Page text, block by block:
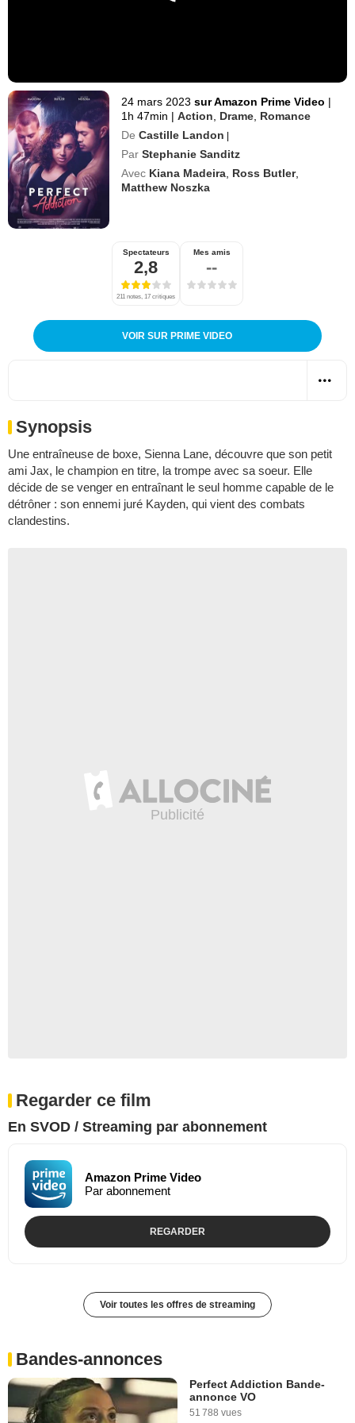
24 mars 2023 sur Amazon Prime Video |
1h 47min | Action Drame Romance
De Castille Landon |
Par Stephanie Sanditz
Avec Kiana Madeira Ross Butler,
Matthew Noszka
Spectateurs
2,8
211 notes, 17 critiques
Mes amis
--
VOIR SUR PRIME VIDEO
Synopsis
Une entraîneuse de boxe, Sienna Lane, découvre que son petit
ami Jax, le champion en titre, la trompe avec sa soeur. Elle
décide de se venger en entraînant le seul homme capable de le
détrôner : son ennemi juré Kayden, qui vient des combats
clandestins.
Regarder ce film
En SVOD / Streaming par abonnement
Amazon Prime Video
Par abonnement
REGARDER
Voir toutes les offres de streaming
Bandes-annonces
Perfect Addiction Bande-
annonce VO
51 788 vues